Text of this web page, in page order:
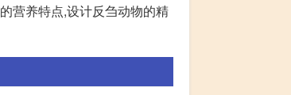
营养特点,设计反刍动物的精